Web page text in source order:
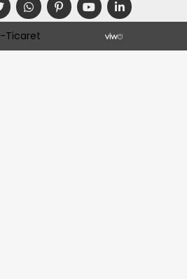
Ticaret